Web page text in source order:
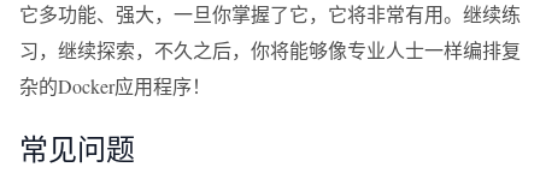
它多功能、强大，一旦你掌握了它，它将非常有用。继续练
习，继续探索，不久之后，你将能够像专业人士一样编排复
杂的Docker应用程序！
常见问题